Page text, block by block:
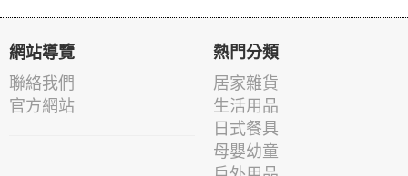
網站導覽
聯絡我們
官方網站
熱門分類
居家雜貨
生活用品
日式餐具
母嬰幼童